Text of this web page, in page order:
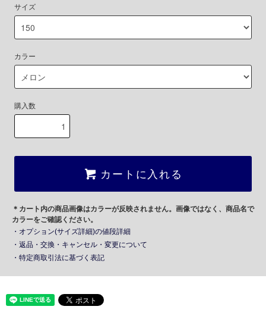
サイズ
カラー
購入数
カートに入れる
＊カート内の商品画像はカラーが反映されません。画像ではなく、商品名で
カラーをご確認ください。
・オプション(サイズ詳細)の値段詳細
・返品・交換・キャンセル・変更について
・特定商取引法に基づく表記